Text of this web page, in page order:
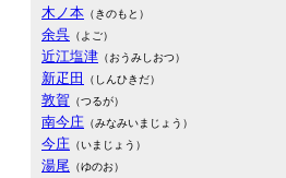
木ノ本 （きのもと）
余呉 （よご）
近江塩津 （おうみしおつ）
新疋田 （しんひきだ）
敦賀 （つるが）
南今庄 （みなみいまじょう）
今庄 （いまじょう）
湯尾 （ゆのお）